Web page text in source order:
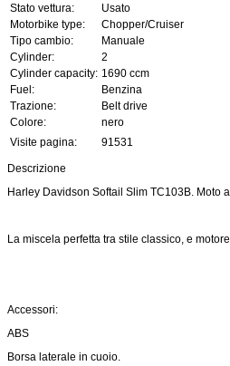
Stato vettura:
Usato
Motorbike type:
Chopper/Cruiser
Tipo cambio:
Manuale
Cylinder:
2
Cylinder capacity: 1690 ccm
Fuel:
Benzina
Trazione:
Belt drive
Colore:
nero
Visite pagina:
91531
Descrizione
Harley Davidson Softail Slim TC103B. Moto
La miscela perfetta tra stile classico, e
Accessori:
ABS
Borsa laterale in cuoio.